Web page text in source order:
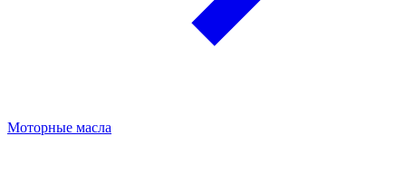
Моторные масла